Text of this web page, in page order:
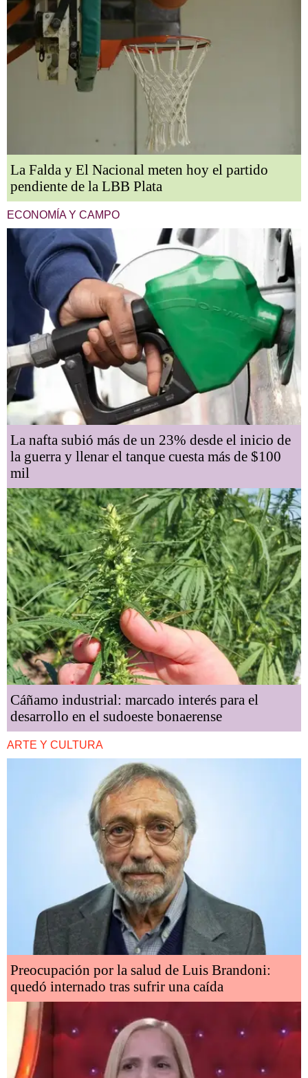
La Falda y El Nacional meten hoy el partido
pendiente de la LBB Plata
ECONOMÍA Y CAMPO
La nafta subió más de un 23% desde el inicio de
la guerra y llenar el tanque cuesta más de $100
mil
Cáñamo industrial: marcado interés para el
desarrollo en el sudoeste bonaerense
ARTE Y CULTURA
Preocupación por la salud de Luis Brandoni:
quedó internado tras sufrir una caída